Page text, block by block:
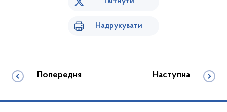
Надрукувати
Попередня Наступна